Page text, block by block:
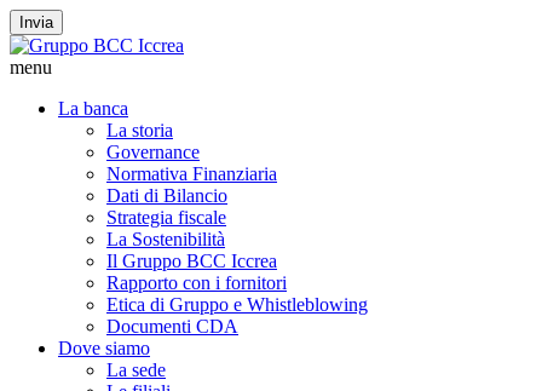
Invia
menu
La banca
La storia
Governance
Normativa Finanziaria
Dati di Bilancio
Strategia fiscale
La Sostenibilità
Il Gruppo BCC Iccrea
Rapporto con i fornitori
Etica di Gruppo e Whistleblowing
Documenti CDA
Dove siamo
La sede